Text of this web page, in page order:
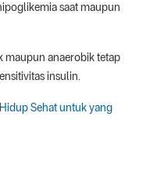
saat maupun
maupun anaerobik tetap
insulin.
Sehat untuk yang